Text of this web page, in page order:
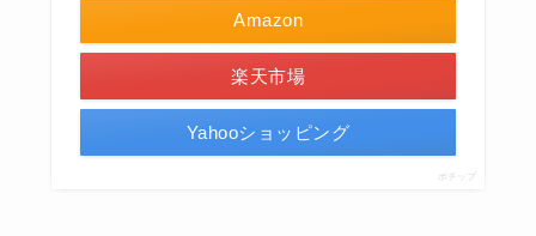
Amazon
楽天市場
Yahooショッピング
ポチップ